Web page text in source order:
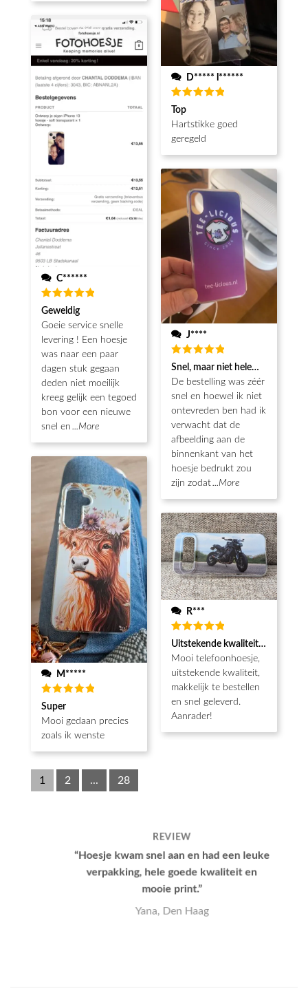
C******
Waardering
5uit 5
Geweldig
Goeie service snelle
levering ! Een hoesje
was naar een paar
dagen stuk gegaan
deden niet moeilijk
kreeg gelijk een tegoed
bon voor een nieuwe
snel en ...More
M*****
Waardering
5 uit 5
Super
Mooi gedaan precies
zoals ik wenste
D***** l******
Waardering
5 uit 5
Top
Hartstikke goed
geregeld
J****
Waardering
5 uit 5
Snel, maar niet helemaal als
De bestelling was zéér
snel en hoewel ik niet
ontevreden ben had ik
verwacht dat de
afbeelding aan de
binnenkant van het
hoesje bedrukt zou
zijn zodat...More
R***
Waardering
5 uit 5
Uitstekende kwaliteit, snel
Mooi telefoonhoesje,
uitstekende kwaliteit,
makkelijk te bestellen
en snel geleverd.
Aanrader!
1 2 ... 28
REVIEW
“Hoesje kwam snel aan en had een leuke
verpakking, hele goede kwaliteit en
mooie print.”
Yana, Den Haag